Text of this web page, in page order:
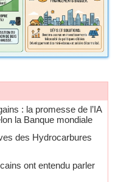
: la promesse de l’IA
la Banque mondiale
des Hydrocarbures
ont entendu parler